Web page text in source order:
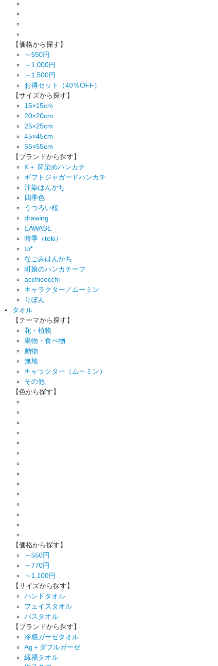
【価格から探す】
～550円
～1,000円
～1,500円
お得セット（40％OFF）
【サイズから探す】
15×15cm
20×20cm
25×25cm
45×45cm
55×55cm
【ブランドから探す】
K＋ 筒染めハンカチ
ギフトジャガードハンカチ
注染はんかち
四季色
うつろい桜
drawing
EAWASE
時季（toki）
to*
なごみはんかち
町娘のハンカチーフ
acchicocchi
キャラクター／ムーミン
りぼん
タオル
【テーマから探す】
花・植物
果物・食べ物
動物
無地
キャラクター（ムーミン）
その他
【色から探す】
【価格から探す】
～550円
～770円
～1,100円
【サイズから探す】
ハンドタオル
フェイスタオル
バスタオル
【ブランドから探す】
冷感ガーゼタオル
Ag＋ダブルガーゼ
縁福タオル